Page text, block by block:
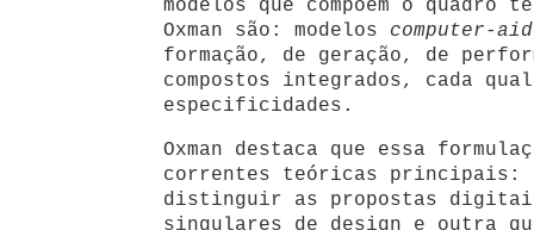
modelos que compõem o quadro
Oxman são: modelos computer-
formação, de geração, de
compostos integrados, cada
especificidades.
Oxman destaca que essa
correntes teóricas principais:
distinguir as propostas digitais
singulares de design e outra